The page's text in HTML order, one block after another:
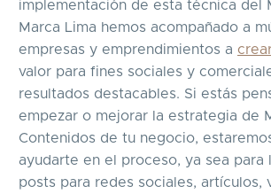
implementación de esta técnica del
Marca Lima hemos acompañado a
empresas y emprendimientos a
valor para fines sociales y
resultados destacables. Si estás
empezar o mejorar la estrategia de
Contenidos de tu negocio,
ayudarte en el proceso, ya sea para
posts para redes sociales, artículos,